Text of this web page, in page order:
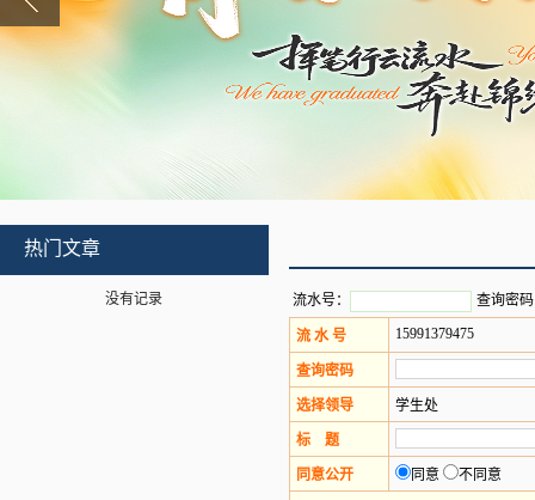
热门文章
没有记录 流水号： 查询密
流 水 号 15991379475
查询密码
选择领导 学生处
标 题
同意公开 同意 不同意